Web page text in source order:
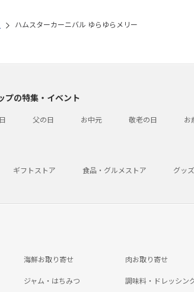
ハムスターカーニバル ゆらゆらメリー
プの特集・イベント
父の日 お中元 敬老の日 お
ギフトストア 食品・グルメストア グッ
海鮮お取り寄せ 肉お取り寄せ
ジャム・はちみつ 調味料・ドレッシン